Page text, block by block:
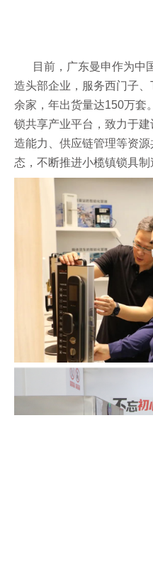
目前，广东曼申作为中
造头部企业，服务西门子
余家，年出货量达150万套
锁共享产业平台，致力于
造能力、供应链管理等资
态，不断推进小榄镇锁具制